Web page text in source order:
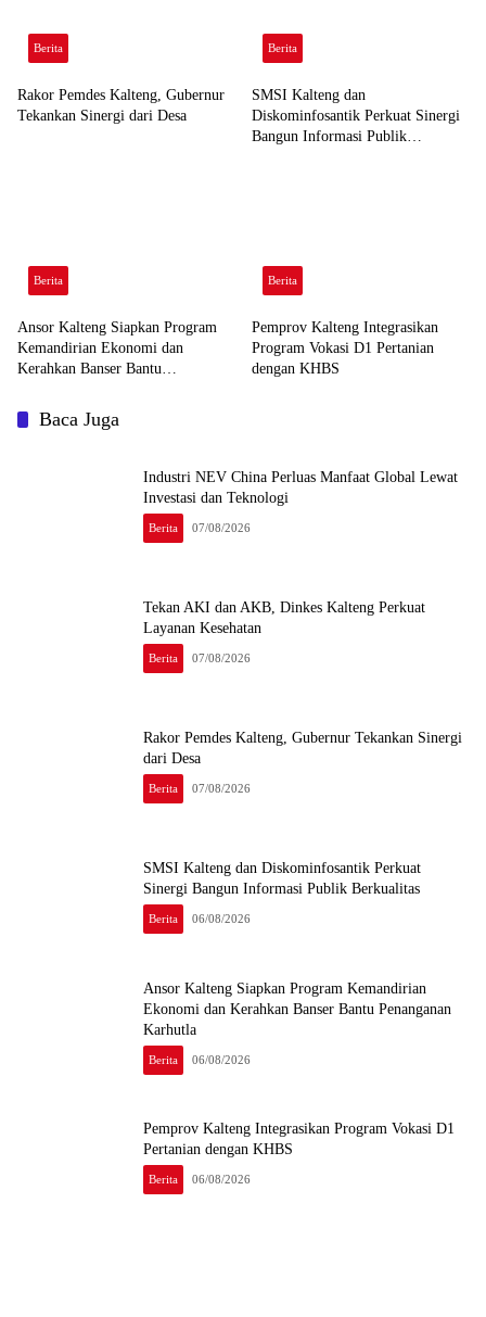
Berita
Rakor Pemdes Kalteng, Gubernur
Tekankan Sinergi dari Desa
Berita
SMSI Kalteng dan
Diskominfosantik Perkuat Sinergi
Bangun Informasi Publik
Berita
Ansor Kalteng Siapkan Program
Kemandirian Ekonomi dan
Kerahkan Banser Bantu
Berita
Pemprov Kalteng Integrasikan
Program Vokasi D1 Pertanian
dengan KHBS
Baca Juga
Industri NEV China Perluas Manfaat Global Lewat
Investasi dan Teknologi
Berita 07/08/2026
Tekan AKI dan AKB, Dinkes Kalteng Perkuat
Layanan Kesehatan
Berita 07/08/2026
Rakor Pemdes Kalteng, Gubernur Tekankan Sinergi
dari Desa
Berita 07/08/2026
SMSI Kalteng dan Diskominfosantik Perkuat
Sinergi Bangun Informasi Publik Berkualitas
Berita 06/08/2026
Ansor Kalteng Siapkan Program Kemandirian
Ekonomi dan Kerahkan Banser Bantu Penanganan
Karhutla
Berita 06/08/2026
Pemprov Kalteng Integrasikan Program Vokasi D1
Pertanian dengan KHBS
Berita 06/08/2026